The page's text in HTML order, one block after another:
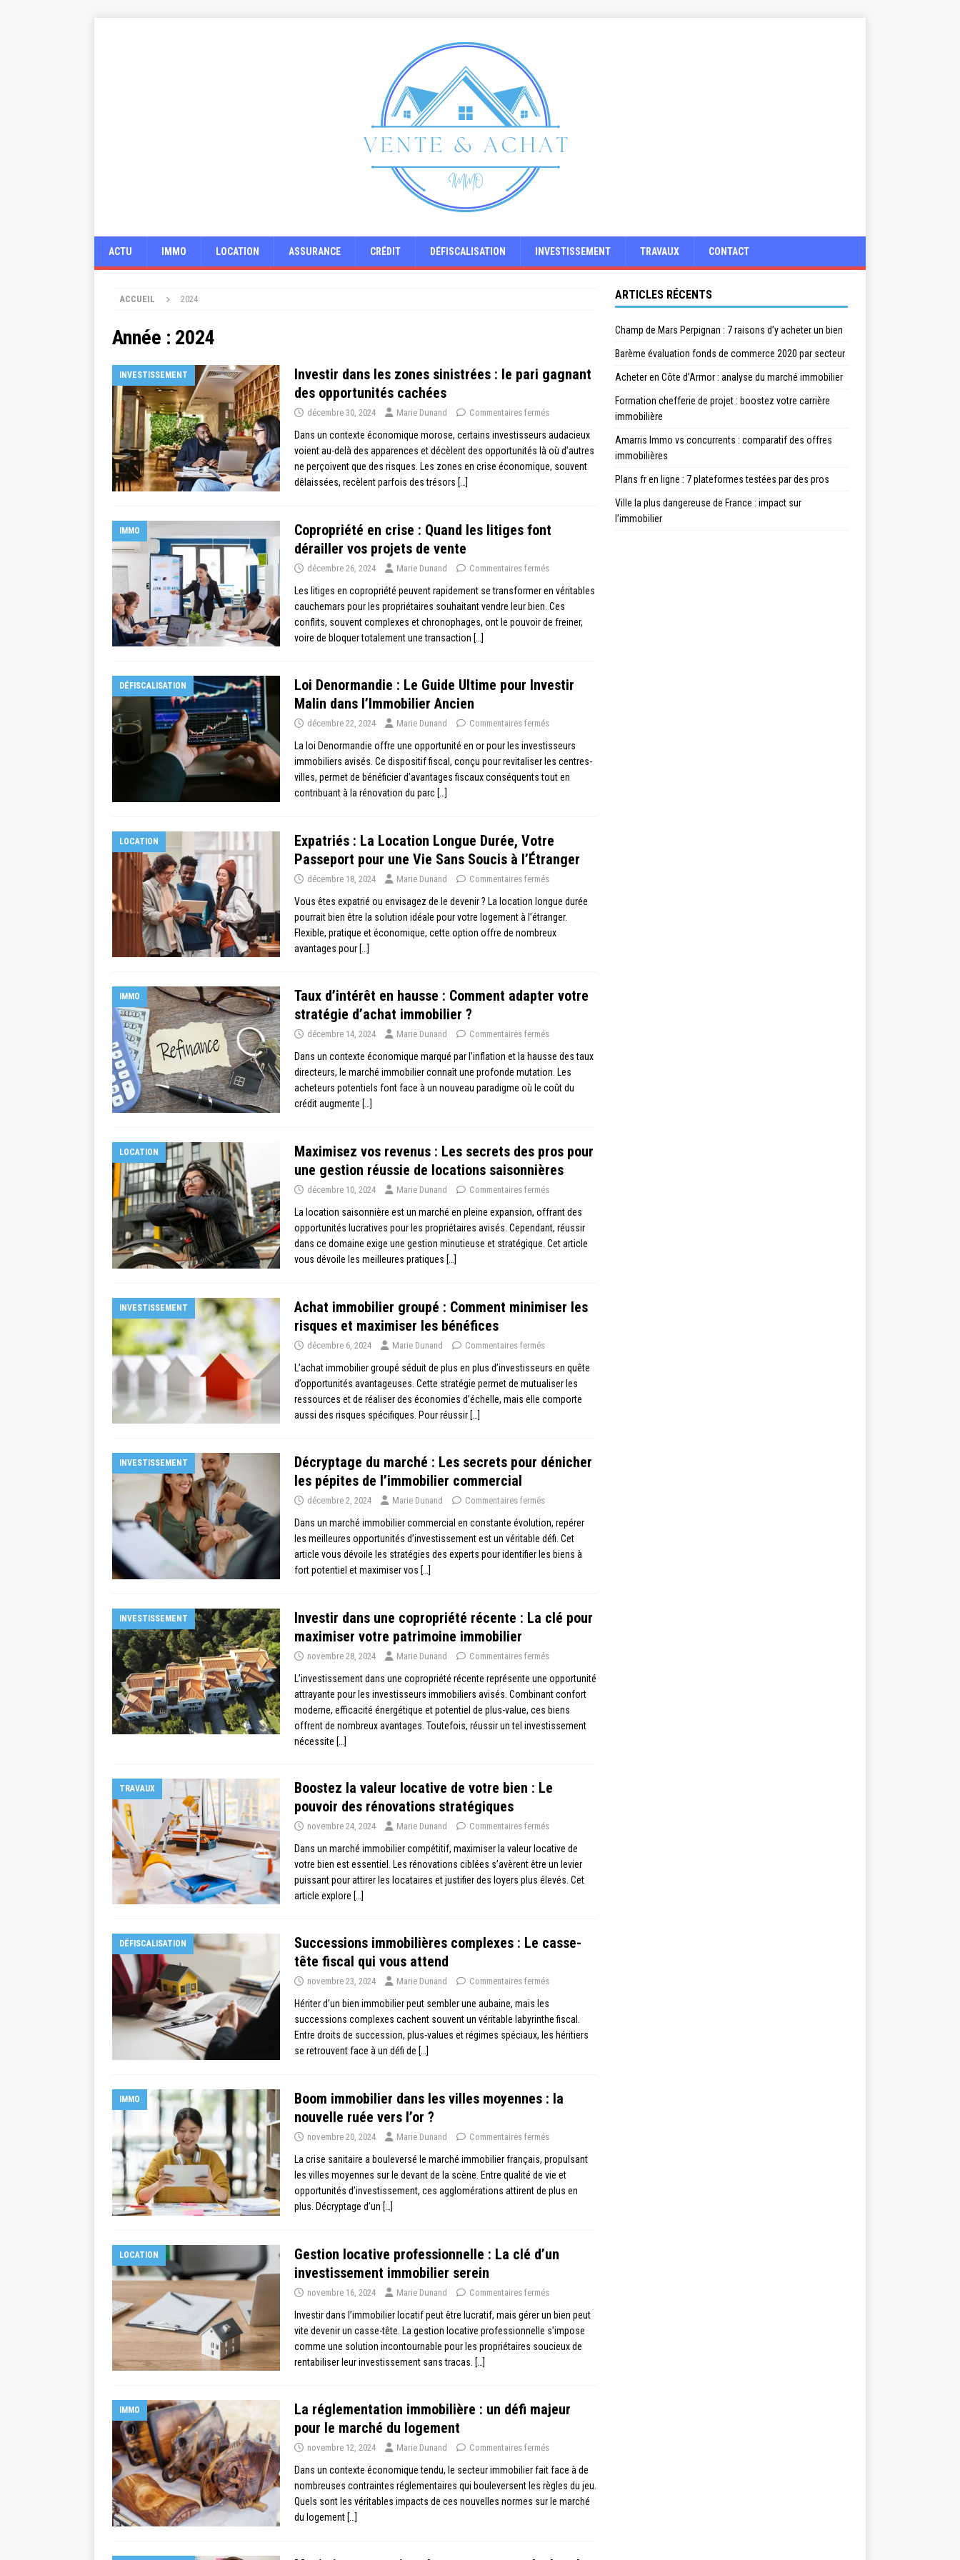
ACTU IMMO LOCATION ASSURANCE CRÉDIT DÉFISCALISATION INVESTISSEMENT TRAVAUX CONTACT
ACCUEIL 2024
Année : 2024
INVESTISSEMENT
Investir dans les zones sinistrées : le pari gagnant
des opportunités cachées
décembre 30, 2024 Marie Dunand Commentaires fermés
Dans un contexte économique morose, certains investisseurs audacieux
voient au-delà des apparences et décèlent des opportunités là où d’autres
ne perçoivent que des risques. Les zones en crise économique, souvent
délaissées, recèlent parfois des trésors […]
IMMO
Copropriété en crise : Quand les litiges font
dérailler vos projets de vente
décembre 26, 2024 Marie Dunand Commentaires fermés
Les litiges en copropriété peuvent rapidement se transformer en véritables
cauchemars pour les propriétaires souhaitant vendre leur bien. Ces
conflits, souvent complexes et chronophages, ont le pouvoir de freiner,
voire de bloquer totalement une transaction […]
DÉFISCALISATION
Loi Denormandie : Le Guide Ultime pour Investir
Malin dans l’Immobilier Ancien
décembre 22, 2024 Marie Dunand Commentaires fermés
La loi Denormandie offre une opportunité en or pour les investisseurs
immobiliers avisés. Ce dispositif fiscal, conçu pour revitaliser les centres-
villes, permet de bénéficier d’avantages fiscaux conséquents tout en
contribuant à la rénovation du parc […]
LOCATION
Expatriés : La Location Longue Durée, Votre
Passeport pour une Vie Sans Soucis à l’Étranger
décembre 18, 2024 Marie Dunand Commentaires fermés
Vous êtes expatrié ou envisagez de le devenir ? La location longue durée
pourrait bien être la solution idéale pour votre logement à l’étranger.
Flexible, pratique et économique, cette option offre de nombreux
avantages pour […]
IMMO
Taux d’intérêt en hausse : Comment adapter votre
stratégie d’achat immobilier ?
décembre 14, 2024 Marie Dunand Commentaires fermés
Dans un contexte économique marqué par l’inflation et la hausse des taux
directeurs, le marché immobilier connaît une profonde mutation. Les
acheteurs potentiels font face à un nouveau paradigme où le coût du
crédit augmente […]
LOCATION
Maximisez vos revenus : Les secrets des pros pour
une gestion réussie de locations saisonnières
décembre 10, 2024 Marie Dunand Commentaires fermés
La location saisonnière est un marché en pleine expansion, offrant des
opportunités lucratives pour les propriétaires avisés. Cependant, réussir
dans ce domaine exige une gestion minutieuse et stratégique. Cet article
vous dévoile les meilleures pratiques […]
INVESTISSEMENT
Achat immobilier groupé : Comment minimiser les
risques et maximiser les bénéfices
décembre 6, 2024 Marie Dunand Commentaires fermés
L’achat immobilier groupé séduit de plus en plus d’investisseurs en quête
d’opportunités avantageuses. Cette stratégie permet de mutualiser les
ressources et de réaliser des économies d’échelle, mais elle comporte
aussi des risques spécifiques. Pour réussir […]
INVESTISSEMENT
Décryptage du marché : Les secrets pour dénicher
les pépites de l’immobilier commercial
décembre 2, 2024 Marie Dunand Commentaires fermés
Dans un marché immobilier commercial en constante évolution, repérer
les meilleures opportunités d’investissement est un véritable défi. Cet
article vous dévoile les stratégies des experts pour identifier les biens à
fort potentiel et maximiser vos […]
INVESTISSEMENT
Investir dans une copropriété récente : La clé pour
maximiser votre patrimoine immobilier
novembre 28, 2024 Marie Dunand Commentaires fermés
L’investissement dans une copropriété récente représente une opportunité
attrayante pour les investisseurs immobiliers avisés. Combinant confort
moderne, efficacité énergétique et potentiel de plus-value, ces biens
offrent de nombreux avantages. Toutefois, réussir un tel investissement
nécessite […]
TRAVAUX
Boostez la valeur locative de votre bien : Le
pouvoir des rénovations stratégiques
novembre 24, 2024 Marie Dunand Commentaires fermés
Dans un marché immobilier compétitif, maximiser la valeur locative de
votre bien est essentiel. Les rénovations ciblées s’avèrent être un levier
puissant pour attirer les locataires et justifier des loyers plus élevés. Cet
article explore […]
DÉFISCALISATION
Successions immobilières complexes : Le casse-
tête fiscal qui vous attend
novembre 23, 2024 Marie Dunand Commentaires fermés
Hériter d’un bien immobilier peut sembler une aubaine, mais les
successions complexes cachent souvent un véritable labyrinthe fiscal.
Entre droits de succession, plus-values et régimes spéciaux, les héritiers
se retrouvent face à un défi de […]
IMMO
Boom immobilier dans les villes moyennes : la
nouvelle ruée vers l’or ?
novembre 20, 2024 Marie Dunand Commentaires fermés
La crise sanitaire a bouleversé le marché immobilier français, propulsant
les villes moyennes sur le devant de la scène. Entre qualité de vie et
opportunités d’investissement, ces agglomérations attirent de plus en
plus. Décryptage d’un […]
LOCATION
Gestion locative professionnelle : La clé d’un
investissement immobilier serein
novembre 16, 2024 Marie Dunand Commentaires fermés
Investir dans l’immobilier locatif peut être lucratif, mais gérer un bien peut
vite devenir un casse-tête. La gestion locative professionnelle s’impose
comme une solution incontournable pour les propriétaires soucieux de
rentabiliser leur investissement sans tracas. […]
IMMO
La réglementation immobilière : un défi majeur
pour le marché du logement
novembre 12, 2024 Marie Dunand Commentaires fermés
Dans un contexte économique tendu, le secteur immobilier fait face à de
nombreuses contraintes réglementaires qui bouleversent les règles du jeu.
Quels sont les véritables impacts de ces nouvelles normes sur le marché
du logement […]
ARTICLES RÉCENTS
Champ de Mars Perpignan : 7 raisons d’y acheter un bien
Barème évaluation fonds de commerce 2020 par secteur
Acheter en Côte d’Armor : analyse du marché immobilier
Formation chefferie de projet : boostez votre carrière
immobilière
Amarris Immo vs concurrents : comparatif des offres
immobilières
Plans fr en ligne : 7 plateformes testées par des pros
Ville la plus dangereuse de France : impact sur
l’immobilier